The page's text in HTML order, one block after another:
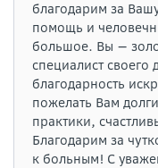
благодарим за
помощь и
большое. Вы —
специалист
благодарность
пожелать Вам
практики,
Благодарим за
к больным! С